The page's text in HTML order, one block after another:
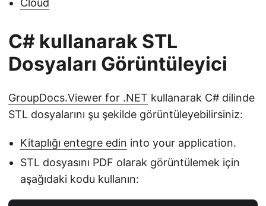
Cloud
C# kullanarak STL
Dosyaları Görüntüleyici
GroupDocs.Viewer for .NET kullanarak C# dilinde
STL dosyalarını şu şekilde görüntüleyebilirsiniz:
Kitaplığı entegre edin into your application.
STL dosyasını PDF olarak görüntülemek için
aşağıdaki kodu kullanın: